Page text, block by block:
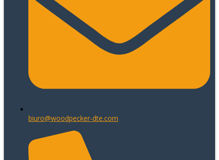
biuro@woodpecker-dte.com